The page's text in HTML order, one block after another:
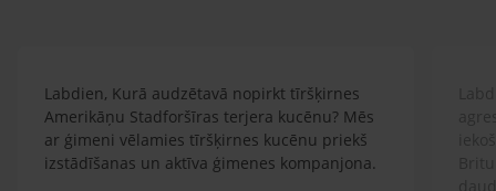
Labdien, Kurā audzētavā nopirkt tīršķirnes
Amerikāņu Stadforšīras terjera kucēnu? Mēs
ar ģimeni vēlamies tīršķirnes kucēnu priekš
izstādīšanas un aktīva ģimenes kompanjona.